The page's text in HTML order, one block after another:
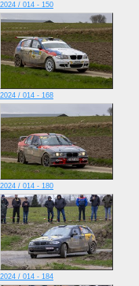
2024 / 014 - 150
2024 / 014 - 168
2024 / 014 - 180
2024 / 014 - 184